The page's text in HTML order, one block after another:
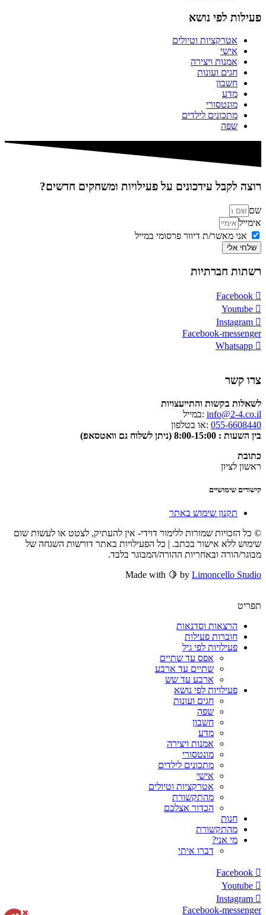
פעילות לפי נושא
אטרקציות וטיולים
אישי
אמנות ויצירה
חגים ועונות
חשבון
מדע
מונטסורי
מתכונים לילדים
שפה
רוצה לקבל עידכונים על פעילויות ומשחקים חדשים?
שם
אימייל
אני מאשר/ת דיוור פרסומי במייל
שלחי אלי
רשתות חברתיות
Facebook
Youtube
Instagram
Facebook-messenger
Whatsapp
צרו קשר
לשאלות בקשות והתייעצויות
info@2-4.co.il :במייל
055-6608440 :או בטלפון
בין השעות : 8:00-15:00 (ניתן לשלוח גם וואטסאפ)
כתובת
ראשון לציון
קישורים שימושיים
תקנון שימוש באתר
© כל הזכויות שמורות ללימור דוידי- אין להעתיק, לצטט או לעשות שום
שימוש ללא אישור בכתב. | כל הפעילויות באתר דורשות השגחה של
מבוגר/הורה ובאחריות ההורה/המבוגר בלבד.
Made with 🍋 by Limoncello Studio
תפריט
הרצאות וסדנאות
חוברות פעילות
פעילויות לפי גיל
אפס עד שתיים
שתיים עד ארבע
ארבע עד שש
פעילויות לפי נושא
חגים ועונות
שפה
חשבון
מדע
אמנות ויצירה
מונטסורי
מתכונים לילדים
אישי
אטרקציות וטיולים
מהתקשורת
הכדור אצלכם
חנות
מהתקשורת
מי אני?
דברו איתי
Facebook
Youtube
Instagram
Facebook-messenger